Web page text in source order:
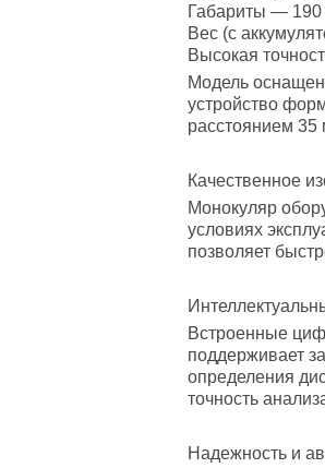
Габариты —
Вес (с
Высокая
Модель
устройство
расстоянием 35
Качественное
Монокуляр
условиях
позволяет
Встроенные
поддерживает
определения
точность
Надежность и